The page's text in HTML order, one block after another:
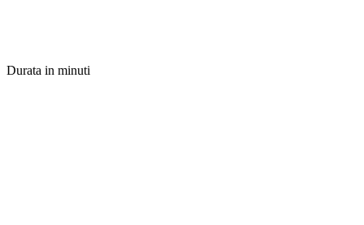
Durata in minuti